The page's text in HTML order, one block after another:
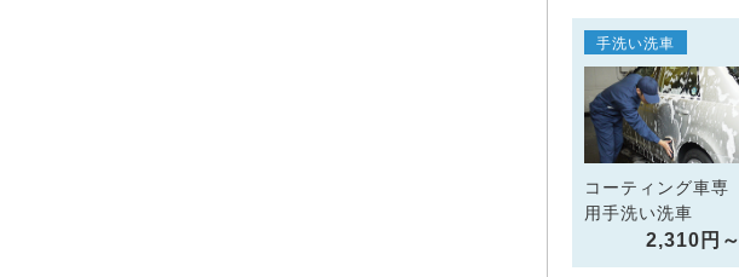
手洗い洗車
コーティング車専
用手洗い洗車
2,310円～